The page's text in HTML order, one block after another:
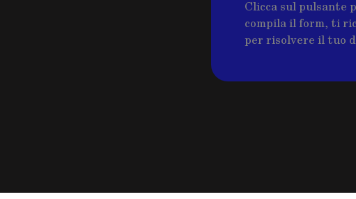
Clicca sul pulsante
compila il form, ti
per risolvere il tuo